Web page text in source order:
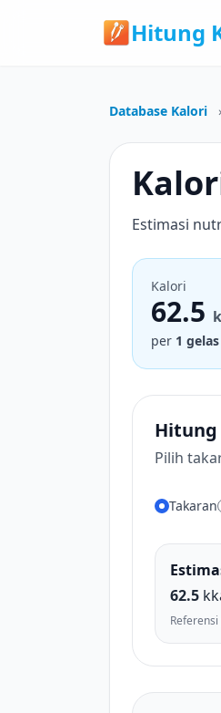
Hitung
Database Kalori ›
Estimasi
Kalori
62.5
per 1 gelas
Pilih
Takaran
62.5